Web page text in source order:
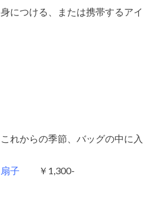
身につける、または携帯するア
これからの季節、バッグの中に
扇子 ￥1,300-